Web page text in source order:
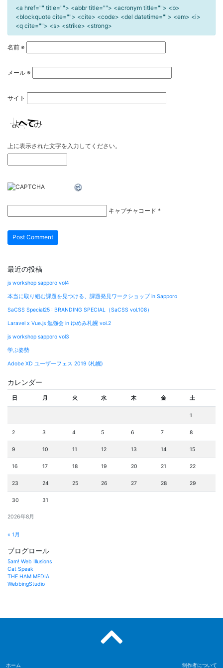
<a href="" title=""> <abbr title=""> <acronym title=""> <b>
<blockquote cite=""> <cite> <code> <del datetime=""> <em> <i>
<q cite=""> <s> <strike> <strong>
名前 ※
メール ※
サイト
上に表示された文字を入力してください。
キャプチャコード *
最近の投稿
js workshop sapporo vol4
本当に取り組む課題を見つける、課題発見ワークショップ in Sapporo
SaCSS Special25 : BRANDING SPECIAL（SaCSS vol.108）
Laravel x Vue.js 勉強会 in ゆめみ札幌 vol.2
js workshop sapporo vol3
学ぶ姿勢
Adobe XD ユーザーフェス 2019 (札幌)
カレンダー
2026年8月
日 月 火 水 木 金 土
1
2 3 4 5 6 7 8
9 10 11 12 13 14 15
16 17 18 19 20 21 22
23 24 25 26 27 28 29
30 31
« 1月
ブログロール
5am! Web Illusions
Cat Speak
THE HAM MEDIA
WebbingStudio
ホーム 制作者について